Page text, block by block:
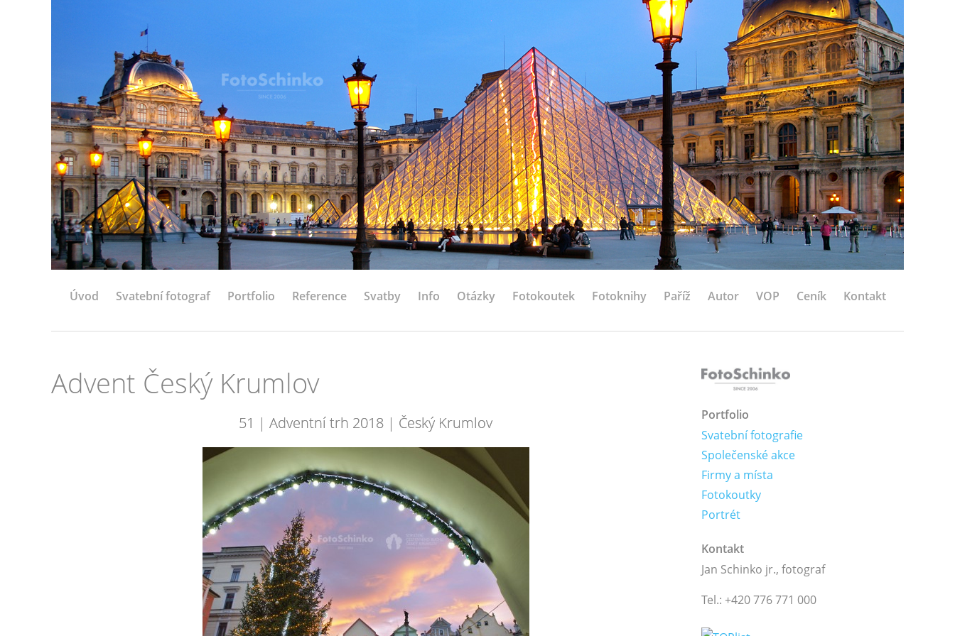
Úvod Svatební fotograf Portfolio Reference Svatby Info Otázky Fotokoutek Fotoknihy Paříž Autor VOP Ceník Kontakt
Advent Český Krumlov
51 | Adventní trh 2018 | Český Krumlov
Portfolio
Svatební fotografie
Společenské akce
Firmy a místa
Fotokoutky
Portrét
Kontakt
Jan Schinko jr., fotograf
Tel.: +420 776 771 000